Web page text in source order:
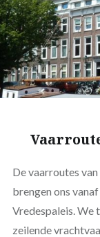
De vaarroutes
brengen ons
Vredespaleis. We
zeilende